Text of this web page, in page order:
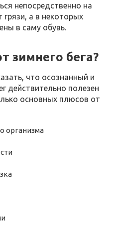
непосредственно на
а в некоторых
в саму обувь.
зимнего бега?
что осознанный и
действительно полезен
основных плюсов от
организма